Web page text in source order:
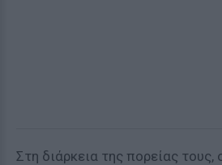
Στη διάρκεια της πορείας τους,